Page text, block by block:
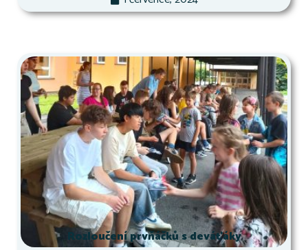
Rozloučení prvňáčků s deváťáky